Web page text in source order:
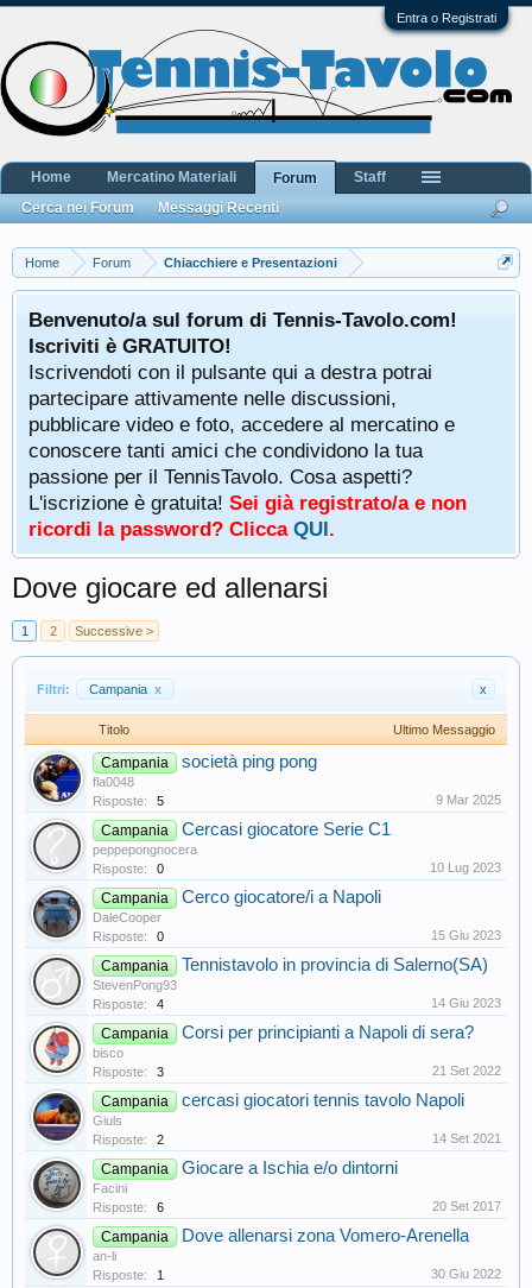
Entra o Registrati
Home Forum Chiacchiere e Presentazioni
Benvenuto/a sul forum di Tennis-Tavolo.com!
Iscriviti è GRATUITO!
Iscrivendoti con il pulsante qui a destra potrai
partecipare attivamente nelle discussioni,
pubblicare video e foto, accedere al mercatino e
conoscere tanti amici che condividono la tua
passione per il TennisTavolo. Cosa aspetti?
L'iscrizione è gratuita! Sei già registrato/a e non
ricordi la password? Clicca QUI.
Dove giocare ed allenarsi
1 2 Successive >
Filtri: Campania x x
Titolo Ultimo Messaggio
Campania società ping pong
fla0048
Risposte:
5 9 Mar 2025
Campania Cercasi giocatore Serie C1
peppepongnocera
Risposte:
0 10 Lug 2023
Campania Cerco giocatore/i a Napoli
DaleCooper
Risposte:
0 15 Giu 2023
Campania Tennistavolo in provincia di Salerno(SA)
StevenPong93
Risposte:
4 14 Giu 2023
Campania Corsi per principianti a Napoli di sera?
bisco
Risposte:
3 21 Set 2022
Campania cercasi giocatori tennis tavolo Napoli
Giuls
Risposte:
2 14 Set 2021
Campania Giocare a Ischia e/o dintorni
Facini
Risposte:
6 20 Set 2017
Campania Dove allenarsi zona Vomero-Arenella
an-li
Risposte:
1 30 Giu 2022
Home Mercatino Materiali
Forum
Cerca nei Forum
Messaggi Recenti
Staff